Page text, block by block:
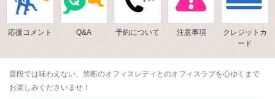
応援コメント Q&A 予約について 注意事項
クレジットカ
ード
普段では味わえない、禁断のオフィスレディとのオフィスラブを心ゆくまで
お楽しみくださいませ！